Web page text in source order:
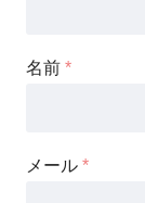
名前 *
メール *